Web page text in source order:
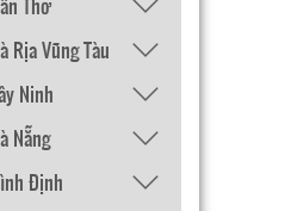
Rịa Vũng Tàu
Ninh
Nẵng
Định